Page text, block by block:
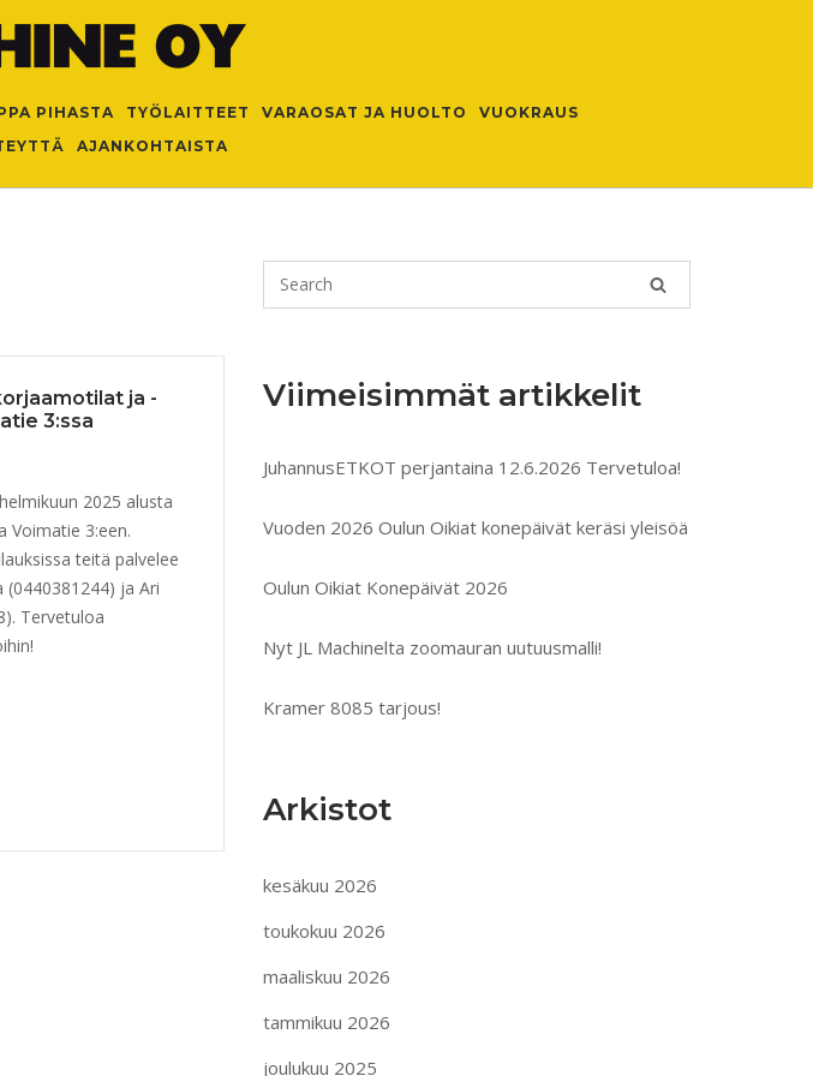
PIHASTA TYÖLAITTEET VARAOSAT JA HUOLTO
VUOKRAUS
AJANKOHTAISTA
ja -
3:ssa
2025 alusta
Voimatie 3:een.
teitä palvelee
(0440381244) ja Ari
Tervetuloa
Viimeisimmät artikkelit
JuhannusETKOT perjantaina 12.6.2026 Tervetuloa!
Vuoden 2026 Oulun Oikiat konepäivät keräsi yleisöä
Oulun Oikiat Konepäivät 2026
Nyt JL Machinelta zoomauran uutuusmalli!
Kramer 8085 tarjous!
Arkistot
kesäkuu 2026
toukokuu 2026
maaliskuu 2026
tammikuu 2026
joulukuu 2025